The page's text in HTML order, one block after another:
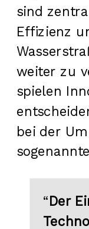
sind
Effizienz
weiter zu
spielen
bei der
“Der